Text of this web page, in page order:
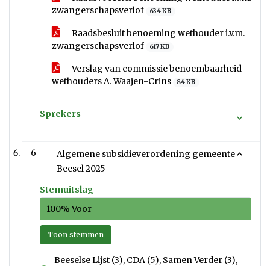
zwangerschapsverlof
634 KB
Raadsbesluit benoeming wethouder i.v.m.
zwangerschapsverlof
617 KB
Verslag van commissie benoembaarheid
wethouders A. Waajen-Crins
84 KB
Sprekers
6
Algemene subsidieverordening gemeente
Beesel 2025
Stemuitslag
100% Voor
Toon stemmen
Beeselse Lijst (3), CDA (5), Samen Verder (3),